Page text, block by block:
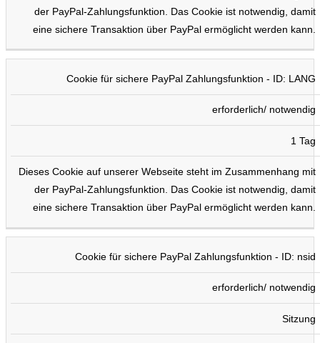
der PayPal-Zahlungsfunktion. Das Cookie ist notwendig, damit
eine sichere Transaktion über PayPal ermöglicht werden kann.
Cookie für sichere PayPal Zahlungsfunktion - ID: LANG
erforderlich/ notwendig
1 Tag
Dieses Cookie auf unserer Webseite steht im Zusammenhang mit
der PayPal-Zahlungsfunktion. Das Cookie ist notwendig, damit
eine sichere Transaktion über PayPal ermöglicht werden kann.
Cookie für sichere PayPal Zahlungsfunktion - ID: nsid
erforderlich/ notwendig
Sitzung